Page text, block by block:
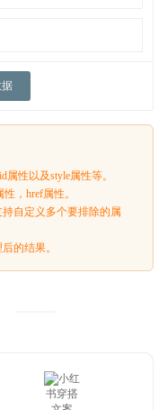
性以及style属性等。
，href属性。
自定义多个要排除的属
的结果。